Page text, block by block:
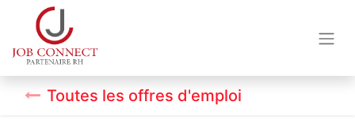
Toutes les offres d'emploi